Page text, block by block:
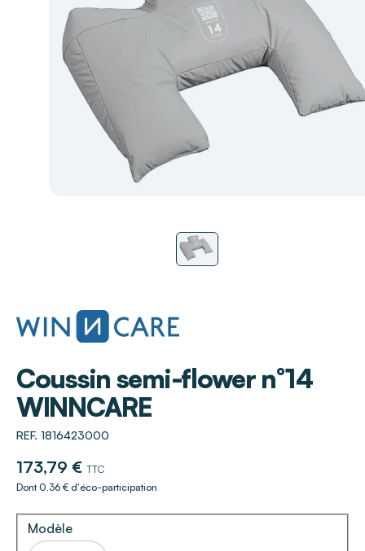
Coussin semi-flower n°14
WINNCARE
REF. 1816423000
173,79 € TTC
Dont 0,36 € d'éco-participation
Modèle